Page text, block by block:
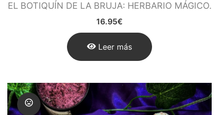
EL BOTIQUÍN DE LA BRUJA: HERBARIO MÁGICO.
16.95€
Leer más